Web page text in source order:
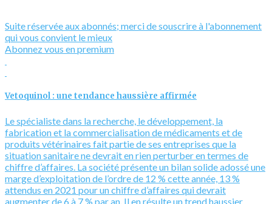
Suite réservée aux abonnés; merci de souscrire à l'abonnement
qui vous convient le mieux
Abonnez vous en premium
Vetoquinol : une tendance haussière affirmée
Le spécialiste dans la recherche, le développement, la
fabrication et la commercialisation de médicaments et de
produits vétérinaires fait partie de ses entreprises que la
situation sanitaire ne devrait en rien perturber en termes de
chiffre d’affaires. La société présente un bilan solide adossé une
marge d’exploitation de l’ordre de 12 % cette année, 13 %
attendus en 2021 pour un chiffre d’affaires qui devrait
augmenter de 6 à 7 % par an. Il en résulte un trend haussier